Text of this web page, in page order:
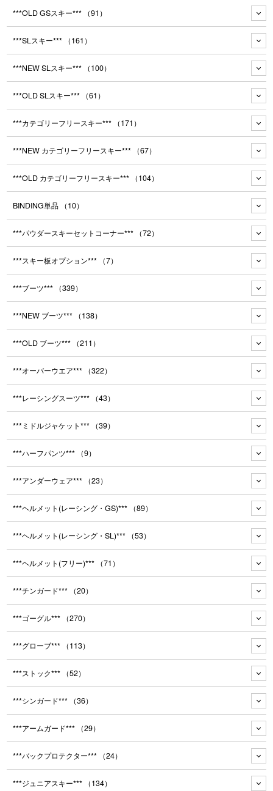
***OLD GSスキー*** （91）
***SLスキー*** （161）
***NEW SLスキー*** （100）
***OLD SLスキー*** （61）
***カテゴリーフリースキー*** （171）
***NEW カテゴリーフリースキー*** （67）
***OLD カテゴリーフリースキー*** （104）
BINDING単品 （10）
***パウダースキーセットコーナー*** （72）
***スキー板オプション*** （7）
***ブーツ*** （339）
***NEW ブーツ*** （138）
***OLD ブーツ*** （211）
***オーバーウエア*** （322）
***レーシングスーツ*** （43）
***ミドルジャケット*** （39）
***ハーフパンツ*** （9）
***アンダーウェア*** （23）
***ヘルメット(レーシング・GS)*** （89）
***ヘルメット(レーシング・SL)*** （53）
***ヘルメット(フリー)*** （71）
***チンガード*** （20）
***ゴーグル*** （270）
***グローブ*** （113）
***ストック*** （52）
***シンガード*** （36）
***アームガード*** （29）
***バックプロテクター*** （24）
***ジュニアスキー*** （134）